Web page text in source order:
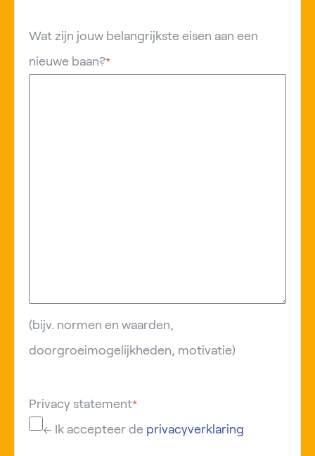
Wat zijn jouw belangrijkste eisen aan een
nieuwe baan?*
(bijv. normen en waarden,
doorgroeimogelijkheden, motivatie)
Privacy statement*
← Ik accepteer de privacyverklaring